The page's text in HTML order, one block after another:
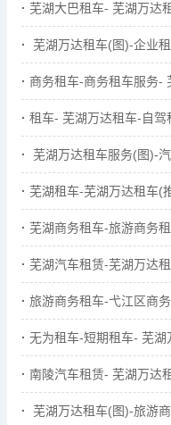
芜湖大巴租车- 芜湖万达
芜湖万达租车(图)-企业
商务租车-商务租车服务-
租车- 芜湖万达租车-自驾
芜湖万达租车服务(图)-
芜湖租车-芜湖万达租车(
芜湖商务租车-旅游商务
芜湖汽车租赁-芜湖万达
旅游商务租车-弋江区商
无为租车-短期租车- 芜湖
南陵汽车租赁- 芜湖万达
芜湖万达租车(图)-旅游